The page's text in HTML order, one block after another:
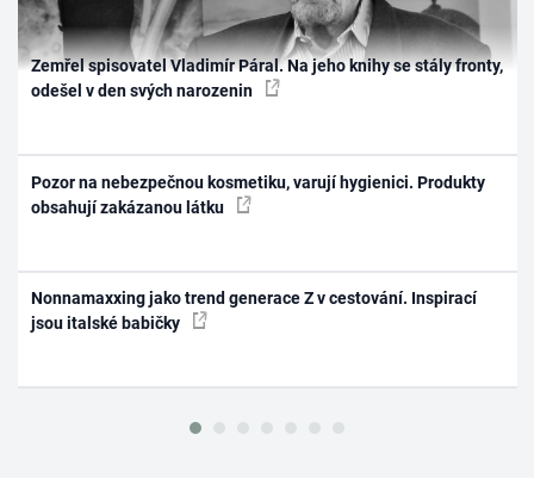
Zemřel spisovatel Vladimír Páral. Na jeho knihy se stály fronty,
odešel v den svých narozenin
Pozor na nebezpečnou kosmetiku, varují hygienici. Produkty
obsahují zakázanou látku
Nonnamaxxing jako trend generace Z v cestování. Inspirací
jsou italské babičky